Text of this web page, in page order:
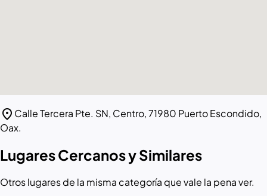
location_on Calle Tercera Pte. SN, Centro, 71980 Puerto Escondido,
Oax.
Lugares Cercanos y Similares
Otros lugares de la misma categoría que vale la pena ver.